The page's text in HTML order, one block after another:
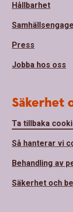
Hållbarhet
Press
Jobba hos oss
Säkerhet
Ta tillbaka
Så hanterar vi
Behandling av
Säkerhet och